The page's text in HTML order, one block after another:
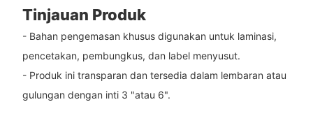
Tinjauan Produk
- Bahan pengemasan khusus digunakan untuk laminasi,
pencetakan, pembungkus, dan label menyusut.
- Produk ini transparan dan tersedia dalam lembaran atau
gulungan dengan inti 3 "atau 6".